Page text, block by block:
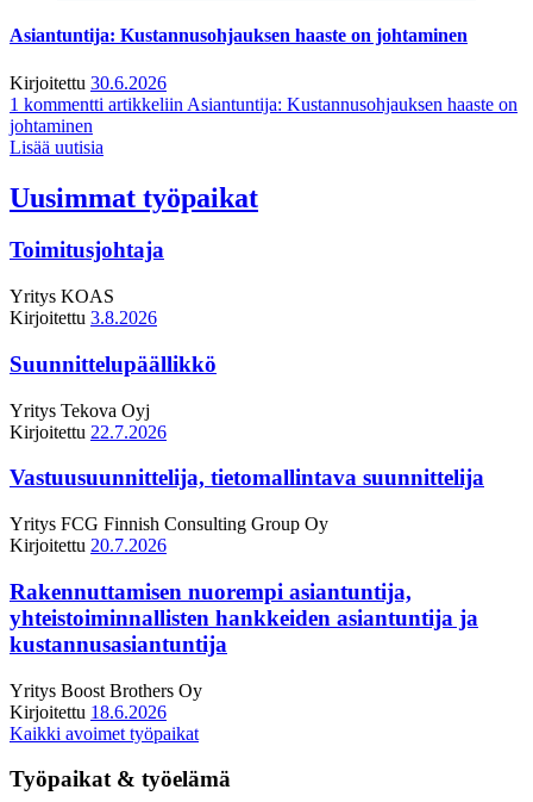
Asiantuntija: Kustannusohjauksen haaste on johtaminen
Kirjoitettu 30.6.2026
1 kommentti artikkeliin Asiantuntija: Kustannusohjauksen haaste on
johtaminen
Lisää uutisia
Uusimmat työpaikat
Toimitusjohtaja
Yritys KOAS
Kirjoitettu 3.8.2026
Suunnittelupäällikkö
Yritys Tekova Oyj
Kirjoitettu 22.7.2026
Vastuusuunnittelija, tietomallintava suunnittelija
Yritys FCG Finnish Consulting Group Oy
Kirjoitettu 20.7.2026
Rakennuttamisen nuorempi asiantuntija,
yhteistoiminnallisten hankkeiden asiantuntija ja
kustannusasiantuntija
Yritys Boost Brothers Oy
Kirjoitettu 18.6.2026
Kaikki avoimet työpaikat
Työpaikat & työelämä